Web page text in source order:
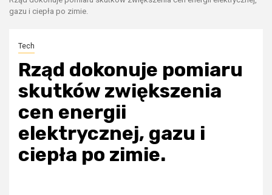
gazu i ciepła po zimie.
Tech
Rząd dokonuje pomiaru
skutków zwiększenia
cen energii
elektrycznej, gazu i
ciepła po zimie.